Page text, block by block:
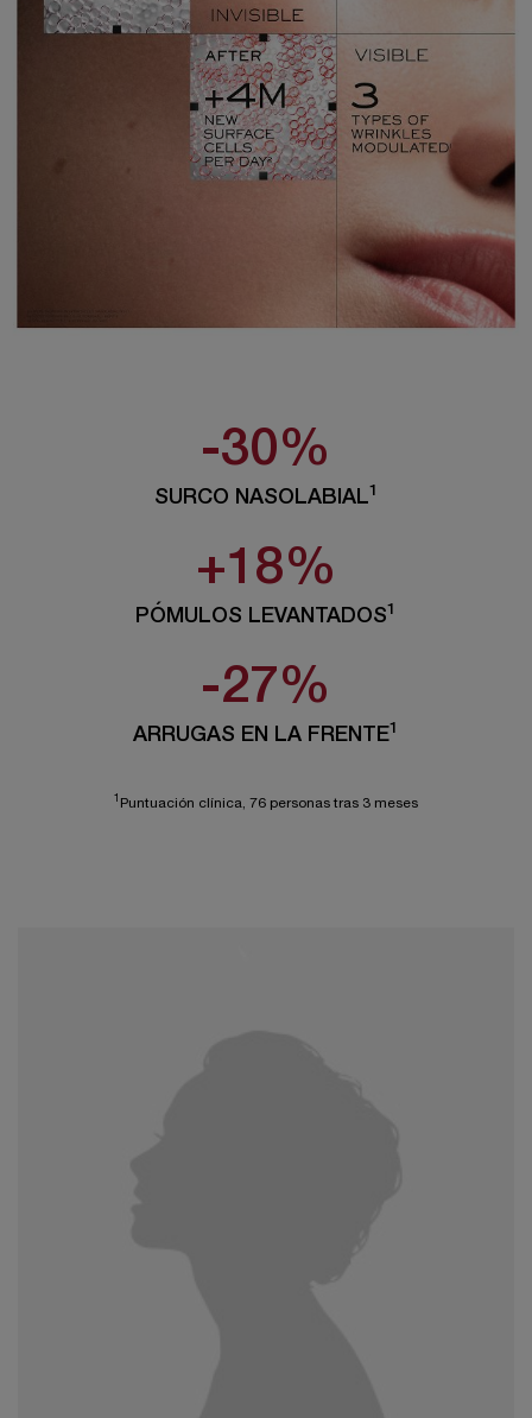
-30%
SURCO NASOLABIAL1
+18%
PÓMULOS LEVANTADOS1
-27%
ARRUGAS EN LA FRENTE1
Puntuación clínica, 76 personas tras 3 meses